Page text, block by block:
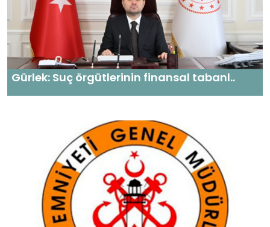
Gürlek: Suç örgütlerinin finansal tabanl..